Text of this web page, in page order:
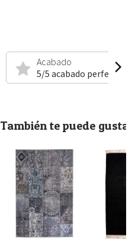
Acabado
5/5 acabado perfecto
También te puede